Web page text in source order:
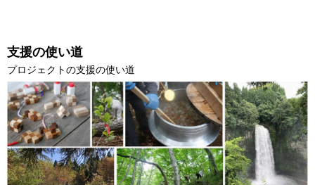
支援の使い道
プロジェクトの支援の使い道